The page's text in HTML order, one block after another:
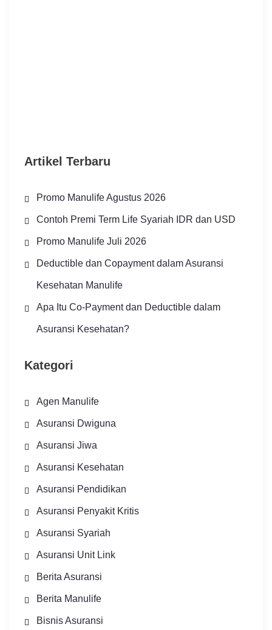
Artikel Terbaru
Promo Manulife Agustus 2026
Contoh Premi Term Life Syariah IDR dan USD
Promo Manulife Juli 2026
Deductible dan Copayment dalam Asuransi
Kesehatan Manulife
Apa Itu Co-Payment dan Deductible dalam
Asuransi Kesehatan?
Kategori
Agen Manulife
Asuransi Dwiguna
Asuransi Jiwa
Asuransi Kesehatan
Asuransi Pendidikan
Asuransi Penyakit Kritis
Asuransi Syariah
Asuransi Unit Link
Berita Asuransi
Berita Manulife
Bisnis Asuransi